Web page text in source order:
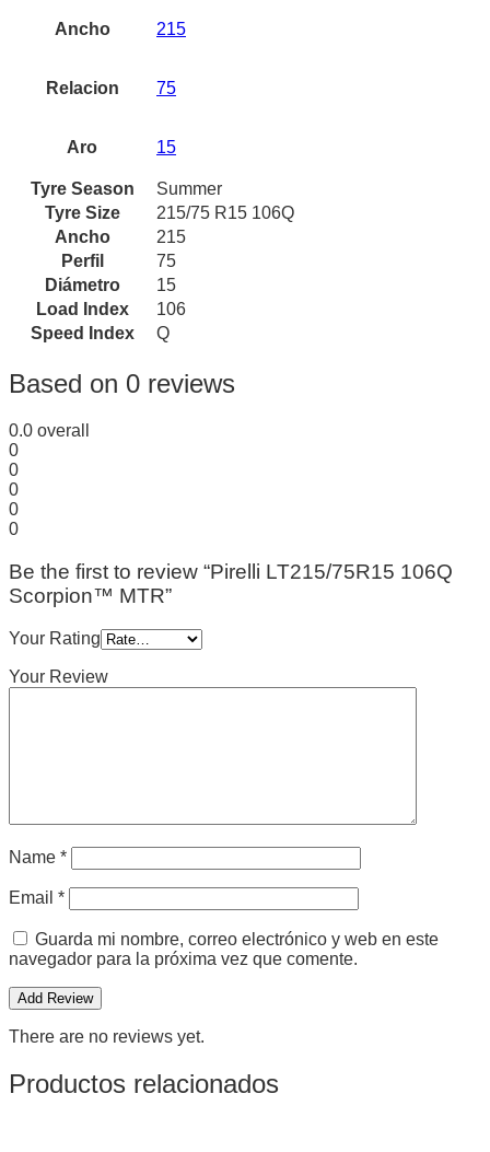
Ancho 215
Relacion 75
Aro 15
Tyre Season
Summer
Tyre Size
215/75 R15 106Q
Ancho
215
Perfil
75
Diámetro
15
Load Index
106
Speed Index
Q
Based on 0 reviews
0.0 overall
0
0
0
0
0
Be the first to review “Pirelli LT215/75R15 106Q
Scorpion™ MTR”
Your Rating
Your Review
Name *
Email *
Guarda mi nombre, correo electrónico y web en este
navegador para la próxima vez que comente.
There are no reviews yet.
Productos relacionados